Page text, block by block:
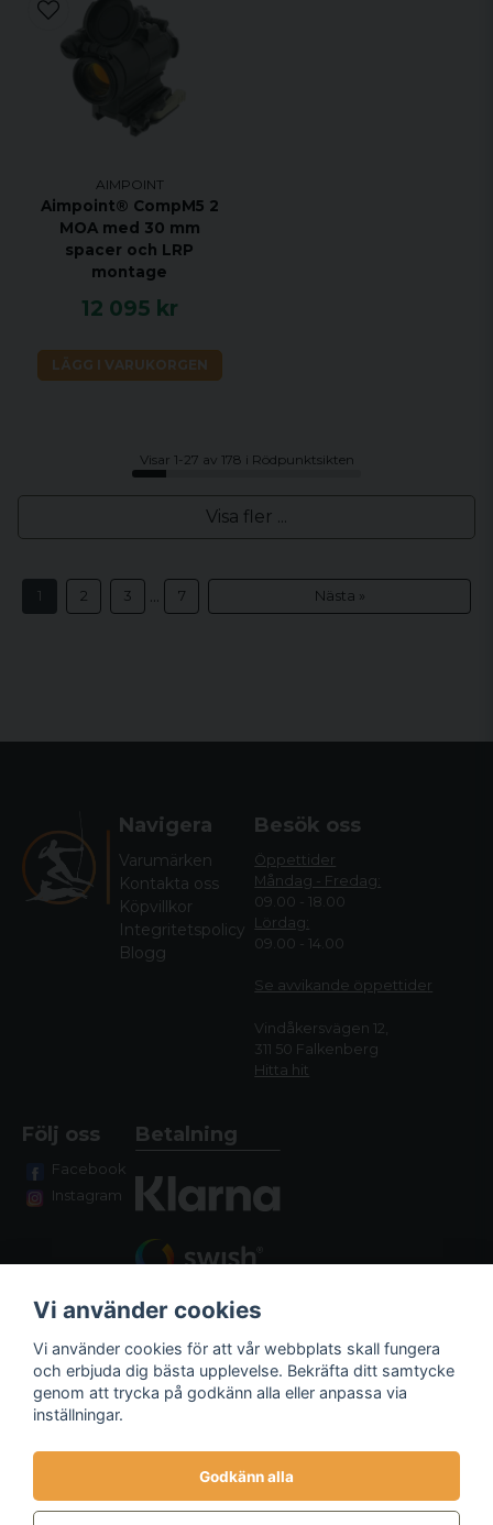
AIMPOINT
Aimpoint® CompM5 2
MOA med 30 mm
spacer och LRP
montage
12 095 kr
LÄGG I VARUKORGEN
Visar 1-27 av 178 i Rödpunktsikten
Visa fler ...
1 2 3 7 Nästa »
Navigera
Varumärken
Kontakta oss
Köpvillkor
Integritetspolicy
Blogg
Besök oss
Öppettider
Måndag - Fredag:
09.00 - 18.00
Lördag:
09.00 - 14.00
Se avvikande öppettider
Vindåkersvägen 12,
311 50 Falkenberg
Hitta hit
Följ oss
Facebook
Instagram
Betalning
Fraktalternativ
Vi använder cookies
Vi använder cookies för att vår webbplats skall fungera
och erbjuda dig bästa upplevelse. Bekräfta ditt samtycke
genom att trycka på godkänn alla eller anpassa via
inställningar.
Godkänn alla